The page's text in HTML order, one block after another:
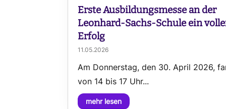
Erste Ausbildungsmesse an der
Leonhard-Sachs-Schule ein
Erfolg
11.05.2026
Am Donnerstag, den 30. April 2026,
von 14 bis 17 Uhr...
mehr lesen